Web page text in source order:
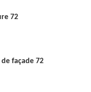
72
façade 72